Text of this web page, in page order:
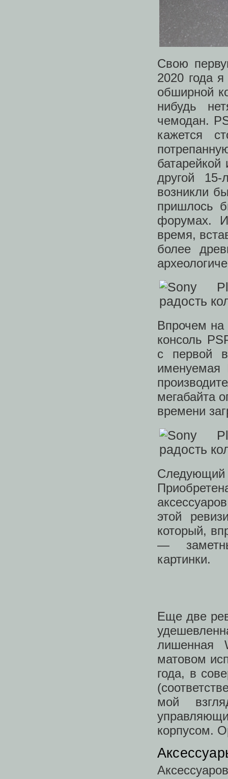
Свою
2020 года
обширной
нибудь
чемодан.
кажется
другой
возникли
пришлось
форумах.
время,
более
Впрочем на
консоль
с первой
именуемая
мегабайта
времени
Следующий
этой
который,
—
картинки.
Еще две
лишенная
матовом
года, в
мой
корпусом.